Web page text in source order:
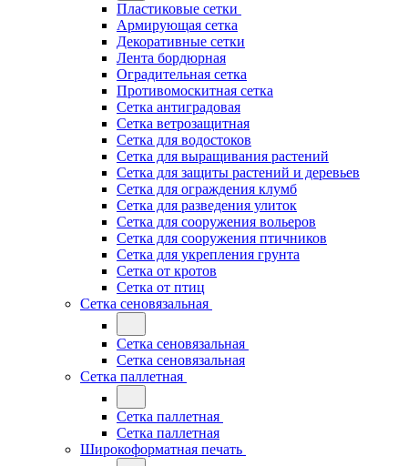
Пластиковые сетки
Армирующая сетка
Декоративные сетки
Лента бордюрная
Оградительная сетка
Противомоскитная сетка
Сетка антиградовая
Сетка ветрозащитная
Сетка для водостоков
Сетка для выращивания растений
Сетка для защиты растений и деревьев
Сетка для ограждения клумб
Сетка для разведения улиток
Сетка для сооружения вольеров
Сетка для сооружения птичников
Сетка для укрепления грунта
Сетка от кротов
Сетка от птиц
Сетка сеновязальная
Сетка сеновязальная
Сетка сеновязальная
Сетка паллетная
Сетка паллетная
Сетка паллетная
Широкоформатная печать